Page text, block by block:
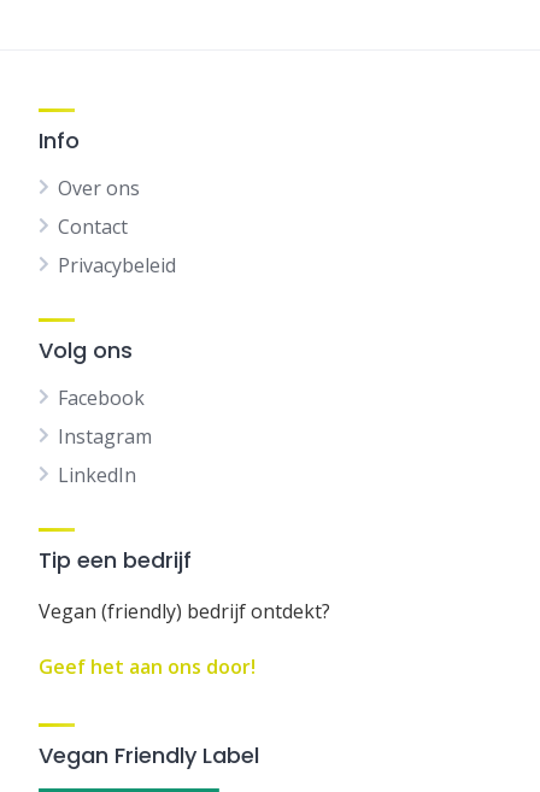
Info
Over ons
Contact
Privacybeleid
Volg ons
Facebook
Instagram
LinkedIn
Tip een bedrijf
Vegan (friendly) bedrijf ontdekt?
Geef het aan ons door!
Vegan Friendly Label